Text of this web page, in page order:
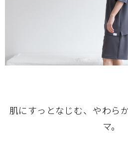
肌にすっとなじむ、やわら
マ。